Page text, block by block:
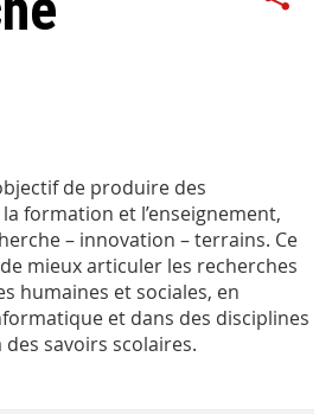
de produire des
formation et l’enseignement,
– innovation – terrains. Ce
mieux articuler les recherches
humaines et sociales, en
et dans des disciplines
savoirs scolaires.